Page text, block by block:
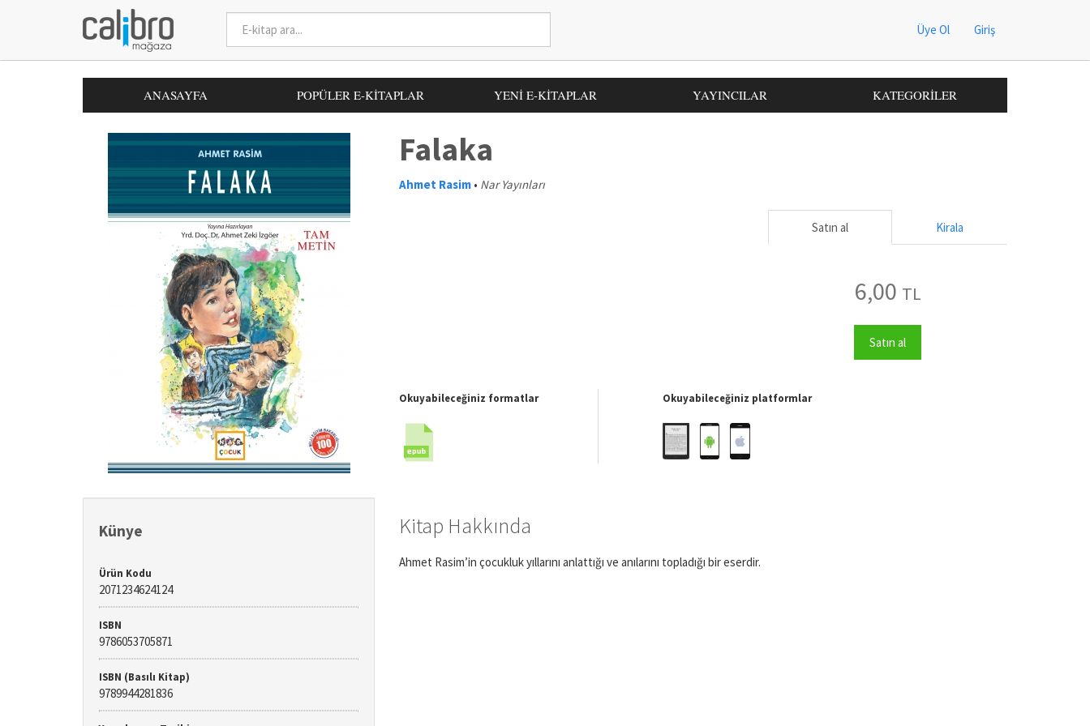
Üye Ol Giriş
ANASAYFA POPÜLER E-KİTAPLAR YENİ E-KİTAPLAR YAYINCILAR KATEGORİLER
Falaka
Ahmet Rasim • Nar Yayınları
Satın al Kirala
6,00 TL
Satın al
Okuyabileceğiniz formatlar Okuyabileceğiniz platformlar
Künye
Ürün Kodu
2071234624124
ISBN
9786053705871
ISBN (Basılı Kitap)
9789944281836
Kitap Hakkında
Ahmet Rasim’in çocukluk yıllarını anlattığı ve anılarını topladığı bir eserdir.